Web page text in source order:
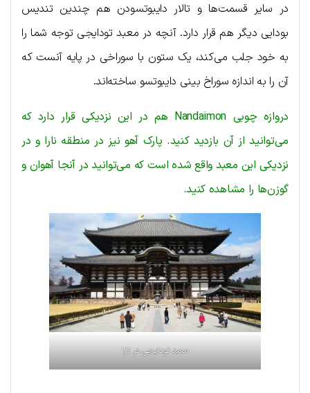
در سایر قسمت‌ها و تالار دایبوتسودن هم چندین تندیس
بودایی دیگر هم قرار دارد. آنچه در معبد تودایجی توجه شما را
به خود جلب می‌کند، یک ستون با سوراخی در پایه آنست که
آن را به اندازه سوراخ بینی دایبوتسو ساخته‌اند.
دروازه چوبی Nandaimon هم در این نزدیکی قرار دارد که
می‌توانید از آن بازدید کنید. پارک آهو نیز در منطقه نارا و در
نزدیکی این معبد واقع شده است که می‌توانید در آنجا آهوان و
گوزن‌ها را مشاهده کنید.
معبد تودایجی در نارا